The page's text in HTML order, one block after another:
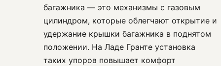
багажника — это механизмы с газовым
цилиндром, которые облегчают открытие и
удержание крышки багажника в поднятом
положении. На Ладе Гранте установка
таких упоров повышает комфорт